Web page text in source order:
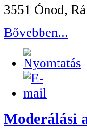
3551 Ónod,
Bővebben...
Moderálási